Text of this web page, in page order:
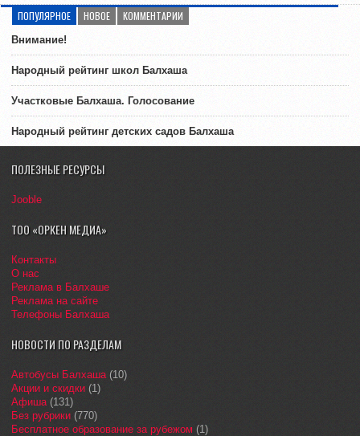
ПОПУЛЯРНОЕ НОВОЕ КОММЕНТАРИИ
Внимание!
Народный рейтинг школ Балхаша
Участковые Балхаша. Голосование
Народный рейтинг детских садов Балхаша
ПОЛЕЗНЫЕ РЕСУРСЫ
Jooble
ТОО «ОРКЕН МЕДИА»
Контакты
О нас
Реклама в Балхаше
Реклама на сайте
Телефоны Балхаша
НОВОСТИ ПО РАЗДЕЛАМ
Автобусы Балхаша(10)
Акции и скидки (1)
Афиша(131)
Без рубрики (770)
Бесплатное образование за рубежом (1)